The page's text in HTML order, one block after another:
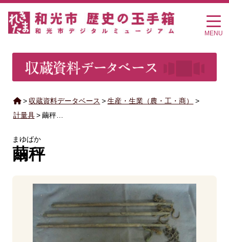
MENU
> 収蔵資料データベース > 生産・生業（農・工・商）
>
計量具 > 繭秤…
まゆばか
繭秤